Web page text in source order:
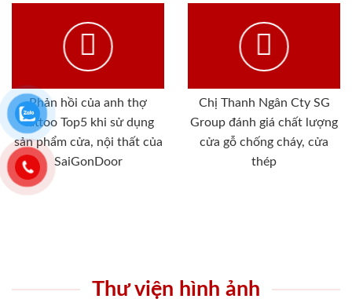
Phản hồi của anh thợ
Tattoo Top5 khi sử dụng
sản phẩm cửa, nội thất của
SaiGonDoor
Chị Thanh Ngân Cty SG
Group đánh giá chất lượng
cửa gỗ chống cháy, cửa
thép
Thư viện hình ảnh